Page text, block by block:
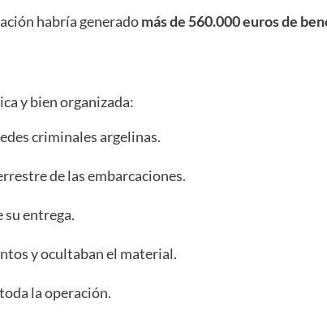
habría generadomás de 560.000 euros de
y bien organizada:
criminales argelinas.
de las embarcaciones.
su entrega.
y ocultaban el material.
la operación.